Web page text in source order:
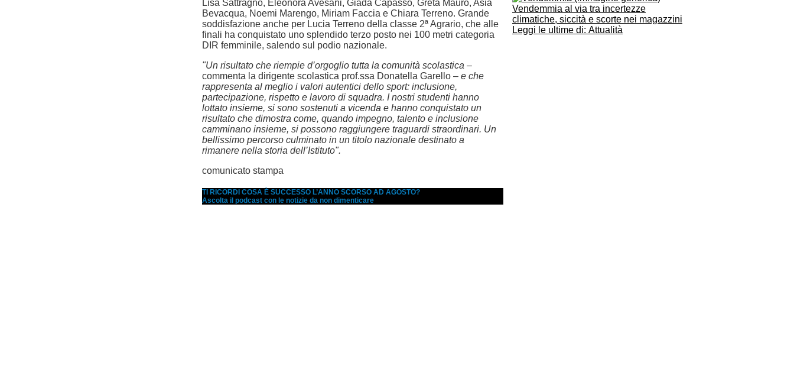
Vendemmia al via tra incertezze
climatiche, siccità e scorte nei magazzini
Leggi le ultime di: Attualità
Lisa Sattragno, Eleonora Avesani, Giada Capasso, Greta Mauro, Asia
Bevacqua, Noemi Marengo, Miriam Faccia e Chiara Terreno. Grande
soddisfazione anche per Lucia Terreno della classe 2ª Agrario, che alle
finali ha conquistato uno splendido terzo posto nei 100 metri categoria
DIR femminile, salendo sul podio nazionale.
"Un risultato che riempie d’orgoglio tutta la comunità scolastica –
commenta la dirigente scolastica prof.ssa Donatella Garello – e che
rappresenta al meglio i valori autentici dello sport: inclusione,
partecipazione, rispetto e lavoro di squadra. I nostri studenti hanno
lottato insieme, si sono sostenuti a vicenda e hanno conquistato un
risultato che dimostra come, quando impegno, talento e inclusione
camminano insieme, si possono raggiungere traguardi straordinari. Un
bellissimo percorso culminato in un titolo nazionale destinato a
rimanere nella storia dell’Istituto".
comunicato stampa
TI RICORDI COSA È SUCCESSO L’ANNO SCORSO AD AGOSTO?
Ascolta il podcast con le notizie da non dimenticare